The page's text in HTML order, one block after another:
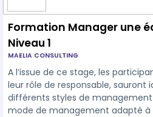
Formation Manager une
Niveau 1
MAELIA CONSULTING
A l’issue de ce stage, les
leur rôle de responsable, sauront
différents styles de
mode de management adapté à sa personnalité